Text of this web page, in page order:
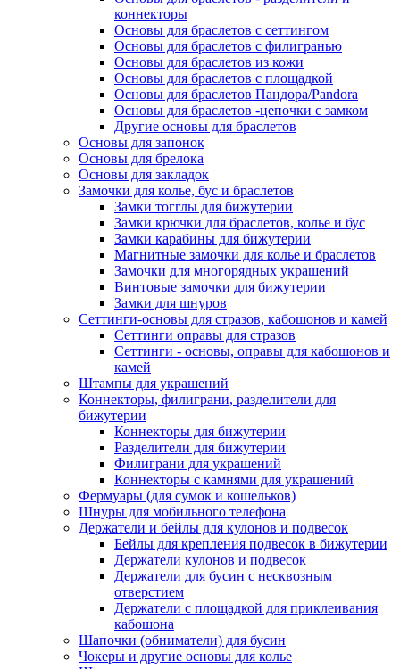
коннекторы
Основы для браслетов с сеттингом
Основы для браслетов с филигранью
Основы для браслетов из кожи
Основы для браслетов с площадкой
Основы для браслетов Пандора/Pandora
Основы для браслетов -цепочки с замком
Другие основы для браслетов
Основы для запонок
Основы для брелока
Основы для закладок
Замочки для колье, бус и браслетов
Замки тогглы для бижутерии
Замки крючки для браслетов, колье и бус
Замки карабины для бижутерии
Магнитные замочки для колье и браслетов
Замочки для многорядных украшений
Винтовые замочки для бижутерии
Замки для шнуров
Сеттинги-основы для стразов, кабошонов и камей
Сеттинги оправы для стразов
Сеттинги - основы, оправы для кабошонов и
камей
Штампы для украшений
Коннекторы, филиграни, разделители для
бижутерии
Коннекторы для бижутерии
Разделители для бижутерии
Филиграни для украшений
Коннекторы с камнями для украшений
Фермуары (для сумок и кошельков)
Шнуры для мобильного телефона
Держатели и бейлы для кулонов и подвесок
Бейлы для крепления подвесок в бижутерии
Держатели кулонов и подвесок
Держатели для бусин с несквозным
отверстием
Держатели с площадкой для приклеивания
кабошона
Шапочки (обниматели) для бусин
Чокеры и другие основы для колье